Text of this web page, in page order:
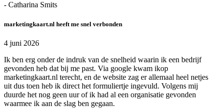
- Catharina Smits
marketingkaart.nl heeft me snel verbonden
4 juni 2026
Ik ben erg onder de indruk van de snelheid waarin ik een bedrijf
gevonden heb dat bij me past. Via google kwam ikop
marketingkaart.nl terecht, en de website zag er allemaal heel netjes
uit dus toen heb ik direct het formuliertje ingevuld. Volgens mij
duurde het nog geen uur of ik had al een organisatie gevonden
waarmee ik aan de slag ben gegaan.